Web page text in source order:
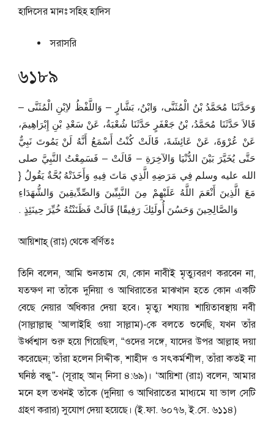
হাদিসের মানঃসহিহ হাদিস
সরাসরি
৬১৮৯
وَحَدَّثَنَا مُحَمَّدُ بْنُ الْمُثَنَّى، وَابْنُ، بَشَّارٍ – وَاللَّفْظُ لاِبْنِ الْمُثَنَّى –
قَالاَ حَدَّثَنَا مُحَمَّدُ، بْنُ جَعْفَرٍ حَدَّثَنَا شُعْبَةُ، عَنْ سَعْدِ بْنِ إِبْرَاهِيمَ،
عَنْ عُرْوَةَ، عَنْ عَائِشَةَ، قَالَتْ كُنْتُ أَسْمَعُ أَنَّهُ لَنْ يَمُوتَ نَبِيٌّ
حَتَّى يُخَيَّرَ بَيْنَ الدُّنْيَا وَالآخِرَةِ – قَالَتْ – فَسَمِعْتُ النَّبِيَّ صلى
الله عليه وسلم فِي مَرَضِهِ الَّذِي مَاتَ فِيهِ وَأَخَذَتْهُ بُحَّةٌ يَقُولُ ‏{‏
مَعَ الَّذِينَ أَنْعَمَ اللَّهُ عَلَيْهِمْ مِنَ النَّبِيِّينَ وَالصِّدِّيقِينَ وَالشُّهَدَاءِ
وَالصَّالِحِينَ وَحَسُنَ أُولَئِكَ رَفِيقًا‏}‏ قَالَتْ فَظَنَنْتُهُ خُيِّرَ حِينَئِذٍ ‏.‏
আয়িশাহ্ (রাঃ) থেকে বর্ণিতঃ
তিনি বলেন, আমি শুনতাম যে, কোন নাবীই মৃত্যুবরণ করবেন না,
যতক্ষণ না তাঁকে দুনিয়া ও আখিরাতের মাঝখান হতে কোন একটি
বেছে নেয়ার অধিকার দেয়া হবে। মৃত্যু শয্যায় শায়িতাবস্থায় নবী
(সাল্লাল্লাহু ‘আলাইহি ওয়া সাল্লাম)-কে বলতে শুনেছি, যখন তাঁর
উর্ধ্বশ্বাস শুরু হয়ে গিয়েছিল, “ওদের সঙ্গে, যাদের উপর আল্লাহ দয়া
করেছেন; তাঁরা হলেন সিদ্দীক, শাহীদ ও সৎকর্মশীল, তাঁরা কতই না
ঘনিষ্ঠ বন্ধু”- (সূরাহ্ আন্ নিসা ৪:৬৯)। ‘আয়িশা (রাঃ) বলেন, আমার
মনে হল তখনই তাঁকে (দুনিয়া ও আখিরাতের মাধ্যমে যা ভাল সেটি
গ্রহণ করার) সুযোগ দেয়া হয়েছে। (ই.ফা. ৬০৭৬, ই.সে. ৬১১৪)